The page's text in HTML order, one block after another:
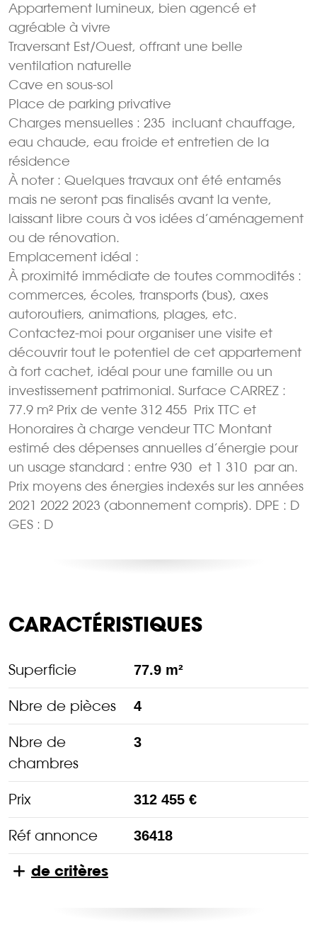
Appartement lumineux, bien agencé et
agréable à vivre
Traversant Est/Ouest, offrant une belle
ventilation naturelle
Cave en sous-sol
Place de parking privative
Charges mensuelles : 235  incluant chauffage,
eau chaude, eau froide et entretien de la
résidence
À noter : Quelques travaux ont été entamés
mais ne seront pas finalisés avant la vente,
laissant libre cours à vos idées d’aménagement
ou de rénovation.
Emplacement idéal :
À proximité immédiate de toutes commodités :
commerces, écoles, transports (bus), axes
autoroutiers, animations, plages, etc.
Contactez-moi pour organiser une visite et
découvrir tout le potentiel de cet appartement
à fort cachet, idéal pour une famille ou un
investissement patrimonial. Surface CARREZ :
77.9 m² Prix de vente 312 455  Prix TTC et
Honoraires à charge vendeur TTC Montant
estimé des dépenses annuelles d’énergie pour
un usage standard : entre 930  et 1 310  par an.
Prix moyens des énergies indexés sur les années
2021 2022 2023 (abonnement compris). DPE : D
GES : D
CARACTÉRISTIQUES
Superficie 77.9 m²
Nbre de pièces 4
Nbre de
chambres
3
Prix 312 455 €
Réf annonce 36418
de critères